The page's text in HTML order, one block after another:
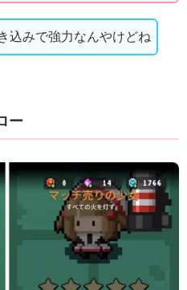
込みで強力なんやけどね
ー